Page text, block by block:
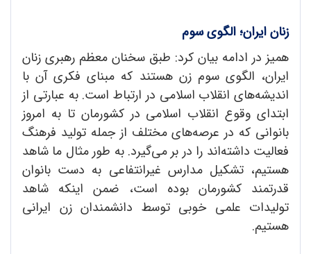
زنان ایران؛ الگوی سوم
همیز در ادامه بیان کرد: طبق سخنان معظم رهبری زنان
ایران، الگوی سوم زن هستند که مبنای فکری آن با
اندیشه‌های انقلاب اسلامی در ارتباط است. به عبارتی از
ابتدای وقوع انقلاب اسلامی در کشورمان تا به امروز
بانوانی که در عرصه‌های مختلف از جمله تولید فرهنگ
فعالیت داشته‌اند را در بر می‌گیرد. به طور مثال ما شاهد
هستیم، تشکیل مدارس غیرانتفاعی به دست بانوان
قدرتمند کشورمان بوده است، ضمن اینکه شاهد
تولیدات علمی خوبی توسط دانشمندان زن ایرانی
هستیم.